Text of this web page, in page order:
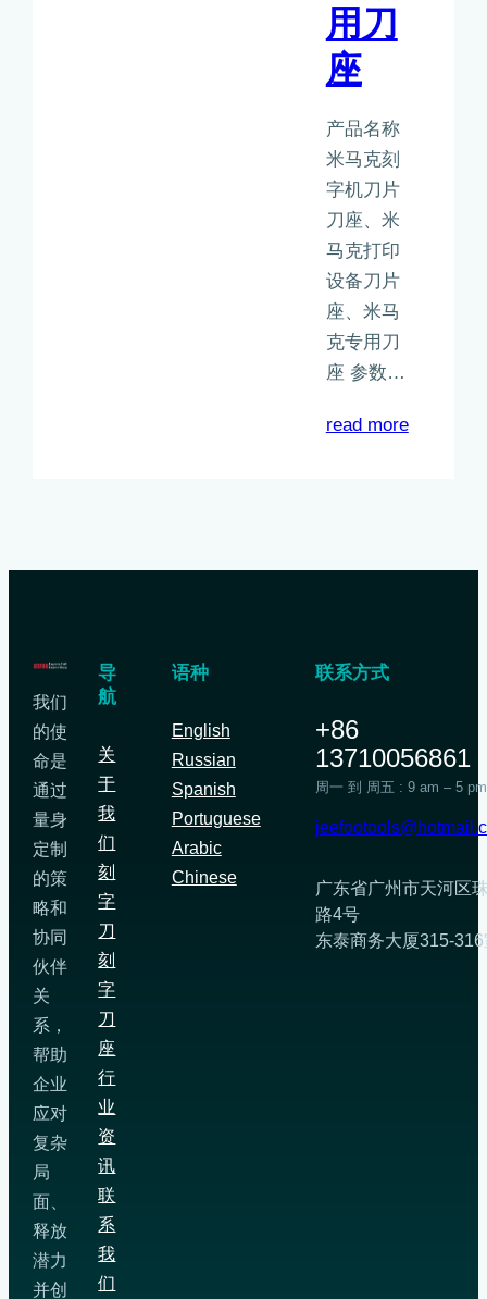
用刀
座
产品名称
米马克刻
字机刀片
刀座、米
马克打印
设备刀片
座、米马
克专用刀
座 参数…
read more：
字
米
马
克
印
备
我们
的使
命是
通过
量身
定制
的策
略和
协同
伙伴
关
系，
帮助
企业
应对
复杂
局
面、
释放
潜力
并创
导
航
关
于
我
们
刻
字
刀
刻
字
刀
座
行
业
资
讯
联
系
我
们
语种
English
Russian
Spanish
Portuguese
Arabic
Chinese
联系方式
+86
13710056861
周一 到 周五 : 9 am – 5 pm
广东省广州市天河区
路4号
东泰商务大厦315-